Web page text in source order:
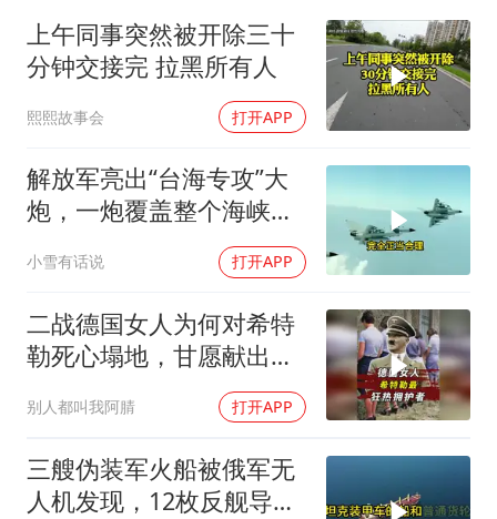
几元成本的AI广告导致千万市值蒸发
老挝国会主席赛宋蓬逝世
乐享全民健身 共筑健康中国
上午同事突然被开除三十
分钟交接完 拉黑所有人
熙熙故事会 打开APP
解放军亮出“台海专攻”大
炮，一炮覆盖整个海峡，
小雪有话说 打开APP
二战德国女人为何对希特
勒死心塌地，甘愿献出一
别人都叫我阿腈 打开APP
三艘伪装军火船被俄军无
人机发现，12枚反舰导弹